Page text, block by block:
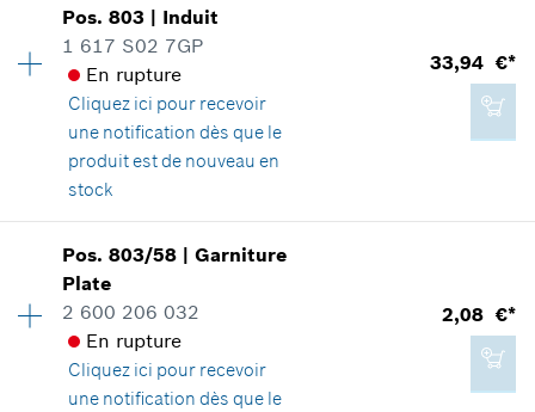
Ajouter au panier
18,13 €*
*Tous les prix sont TTC hors frais de port
Ajouter au panier
Groupe de prix:39
Informations pièces détachées
Adaptable sur outils
Positionner dans la vue éclatée
62,66 €*
*Tous les prix sont TTC hors frais de port
Ajouter au panier
Pos.803 | Induit
1 617 S02 7GP
En rupture
Cliquez ici pour recevoir
une notification dès que le
produit est de nouveau en
stock
33,94 €*
Groupe de prix:33
Informations pièces détachées
Adaptable sur outils
Positionner dans la vue éclatée
Pos.803/58 |Garniture
Plate
2 600 206 032
En rupture
Cliquez ici pour recevoir
une notification dès que le
2,08 €*